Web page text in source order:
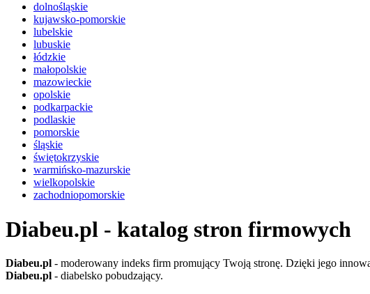
dolnośląskie
kujawsko-pomorskie
lubelskie
lubuskie
łódzkie
małopolskie
mazowieckie
opolskie
podkarpackie
podlaskie
pomorskie
śląskie
świętokrzyskie
warmińsko-mazurskie
wielkopolskie
zachodniopomorskie
Diabeu.pl - katalog stron firmowych
Diabeu.pl - moderowany indeks firm promujący Twoją stronę. Dzięki jego
Diabeu.pl - diabelsko pobudzający.